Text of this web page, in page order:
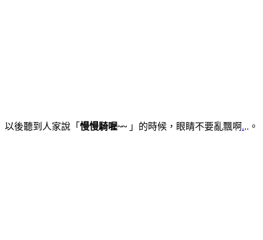
以後聽到人家說「 慢慢騎喔~~」的時候，眼睛不要亂飄啊 ...。